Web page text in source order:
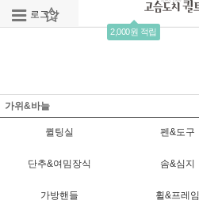
로그인 회원가입
2,000원 적립
가위&바늘
퀼팅실 펜&도구
단추&여밈장식 솜&심지
가방핸들 휠&프레임